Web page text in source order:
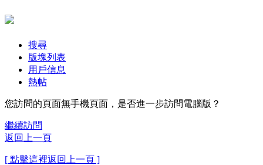
搜尋
版塊列表
用戶信息
熱帖
您訪問的頁面無手機頁面，是否進一步訪問電腦版？
繼續訪問
返回上一頁
[ 點擊這裡返回上一頁 ]